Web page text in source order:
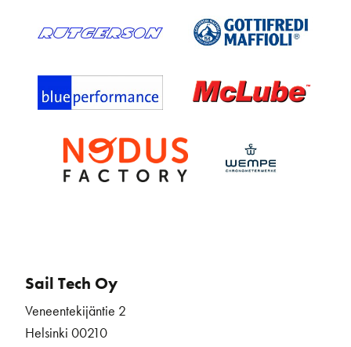
Sail Tech Oy
Veneentekijäntie 2
Helsinki 00210